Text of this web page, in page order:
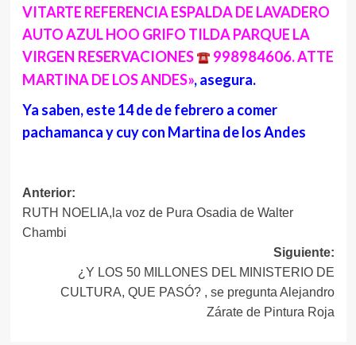
VITARTE REFERENCIA ESPALDA DE LAVADERO
AUTO AZUL HOO GRIFO TILDA PARQUE LA
VIRGEN RESERVACIONES 998984606.ATTE
MARTINA DE LOS ANDES», asegura.
Ya saben, este 14 de de febrero a comer
pachamanca y cuy con Martina de los Andes
Navegación
de
Anterior:
RUTH NOELIA,la voz de Pura Osadia de Walter
Chambi
Siguiente:
¿Y LOS 50 MILLONES DEL MINISTERIO DE
CULTURA, QUE PASÓ? , se pregunta Alejandro
Zárate de Pintura Roja